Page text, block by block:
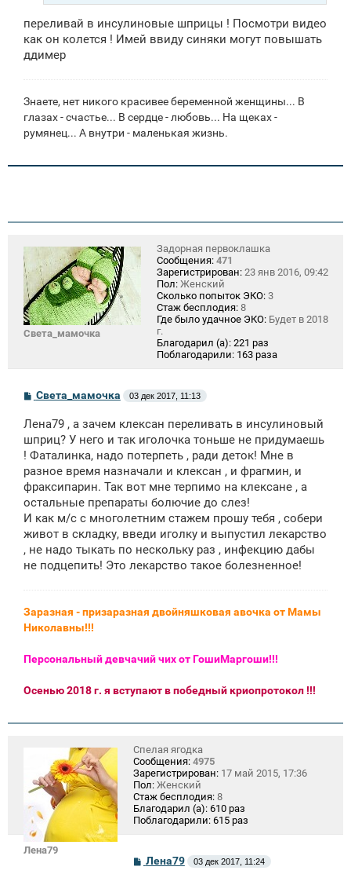
переливай в инсулиновые шприцы ! Посмотри видео
как он колется ! Имей ввиду синяки могут повышать
ддимер
Знаете, нет никого красивее беременной женщины... В
глазах - счастье... В сердце - любовь... На щеках -
румянец... А внутри - маленькая жизнь.
Света_мамочка
Задорная первоклашка
Сообщения: 471
Зарегистрирован: 23 янв 2016, 09:42
Пол: Женский
Сколько попыток ЭКО: 3
Стаж бесплодия: 8
Где было удачное ЭКО: Будет в 2018
г.
Благодарил (а): 221 раз
Поблагодарили: 163 раза
С
б
щ
е
н
и
Света_мамочка 03 дек 2017, 11:13
Лена79 , а зачем клексан переливать в инсулиновый
шприц? У него и так иголочка тоньше не придумаешь
! Фаталинка, надо потерпеть , ради деток! Мне в
разное время назначали и клексан , и фрагмин, и
фраксипарин. Так вот мне терпимо на клексане , а
остальные препараты болючие до слез!
И как м/с с многолетним стажем прошу тебя , собери
живот в складку, введи иголку и выпустил лекарство
, не надо тыкать по нескольку раз , инфекцию дабы
не подцепить! Это лекарство такое болезненное!
Заразная - призаразная двойняшковая авочка от Мамы
Николавны!!!
Персональный девчачий чих от ГошиМаргоши!!!
Осенью 2018 г. я вступают в победный криопротокол !!!
Лена79
Спелая ягодка
Сообщения: 4975
Зарегистрирован: 17 май 2015, 17:36
Пол: Женский
Стаж бесплодия: 8
Благодарил (а): 610 раз
Поблагодарили: 615 раз
С
Лена79 03 дек 2017, 11:24